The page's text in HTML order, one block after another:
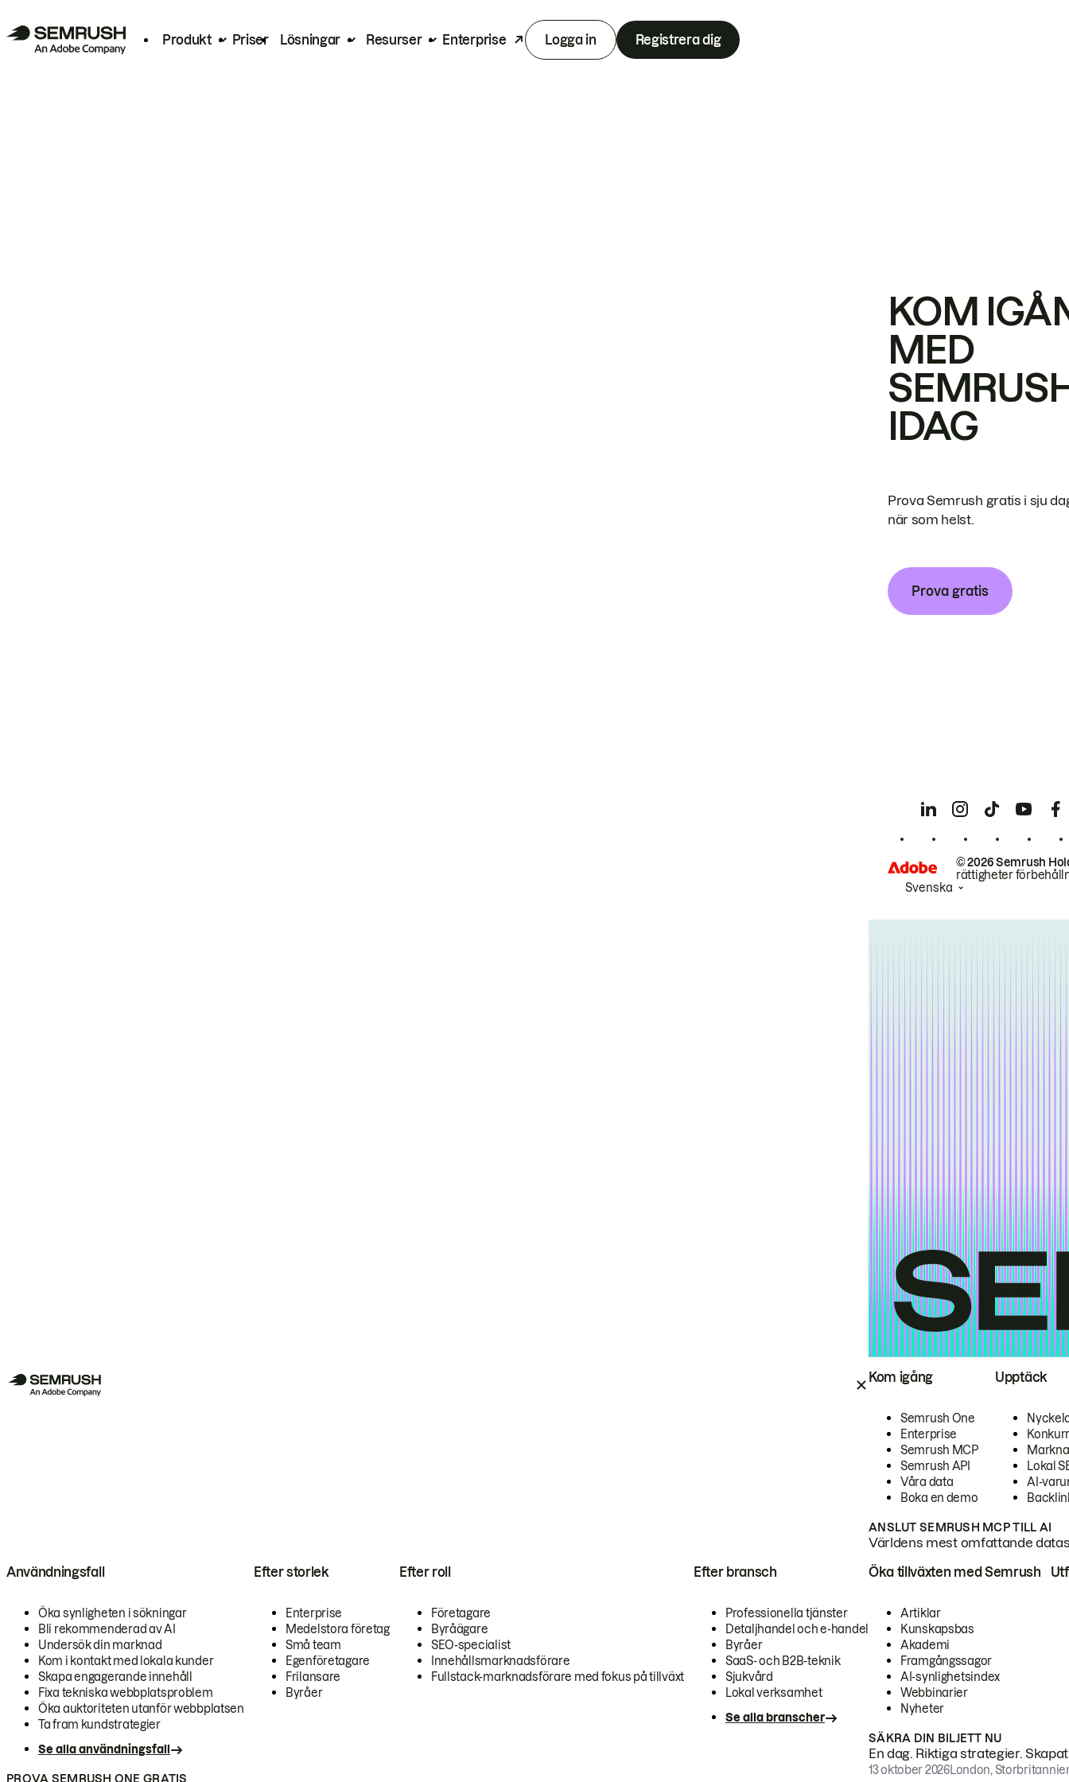
Produkt Priser Lösningar Resurser Enterprise Logga in Registrera dig
Kom igång
Semrush One
Enterprise
Semrush MCP
Semrush API
Våra data
Boka en demo
Upptäck
Lokal
AI-
ANSLUT SEMRUSH MCP TILL AI
Världens mest omfattande
Användningsfall
Öka synligheten i sökningar
Bli rekommenderad av AI
Undersök din marknad
Kom i kontakt med lokala kunder
Skapa engagerande innehåll
Fixa tekniska webbplatsproblem
Öka auktoriteten utanför webbplatsen
Ta fram kundstrategier
Se alla användningsfall
Efter storlek
Enterprise
Medelstora företag
Små team
Egenföretagare
Frilansare
Byråer
Efter roll
Företagare
Byråägare
SEO-specialist
Innehållsmarknadsförare
Fullstack-marknadsförare med fokus på tillväxt
Efter bransch
Professionella tjänster
Detaljhandel och e-handel
Byråer
SaaS- och B2B-teknik
Sjukvård
Lokal verksamhet
Se alla branscher
PROVA SEMRUSH ONE GRATIS
Öka tillväxten med Semrush
Artiklar
Kunskapsbas
Akademi
Framgångssagor
AI-synlighetsindex
Webbinarier
Nyheter
SÄKRA DIN BILJETT NU
En dag. Riktiga strategier.
13 oktober 2026London,
KOM
MED
IDAG
Prova Semrush gratis i sju
när som helst.
Prova gratis
© 2026 Semrush
rättigheter
Svenska